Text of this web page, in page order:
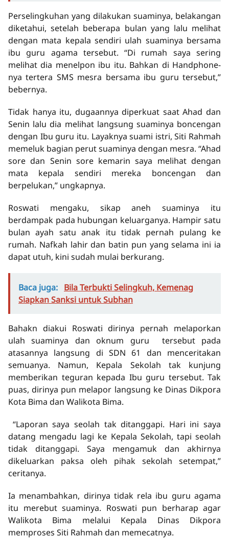
Perselingkuhan yang dilakukan suaminya, belakangan
diketahui, setelah beberapa bulan yang lalu melihat
dengan mata kepala sendiri ulah suaminya bersama
ibu guru agama tersebut. “Di rumah saya sering
melihat dia menelpon ibu itu. Bahkan di Handphone-
nya tertera SMS mesra bersama ibu guru tersebut,”
bebernya.
Tidak hanya itu, dugaannya diperkuat saat Ahad dan
Senin lalu dia melihat langsung suaminya boncengan
dengan Ibu guru itu. Layaknya suami istri, Siti Rahmah
memeluk bagian perut suaminya dengan mesra. “Ahad
sore dan Senin sore kemarin saya melihat dengan
mata kepala sendiri mereka boncengan dan
berpelukan,” ungkapnya.
Roswati mengaku, sikap aneh suaminya itu
berdampak pada hubungan keluarganya. Hampir satu
bulan ayah satu anak itu tidak pernah pulang ke
rumah. Nafkah lahir dan batin pun yang selama ini ia
dapat utuh, kini sudah mulai berkurang.
Baca juga: Bila Terbukti Selingkuh, Kemenag
Siapkan Sanksi untuk Subhan
Bahakn diakui Roswati dirinya pernah melaporkan
ulah suaminya dan oknum guru tersebut pada
atasannya langsung di SDN 61 dan menceritakan
semuanya. Namun, Kepala Sekolah tak kunjung
memberikan teguran kepada Ibu guru tersebut. Tak
puas, dirinya pun melapor langsung ke Dinas Dikpora
Kota Bima dan Walikota Bima.
“Laporan saya seolah tak ditanggapi. Hari ini saya
datang mengadu lagi ke Kepala Sekolah, tapi seolah
tidak ditanggapi. Saya mengamuk dan akhirnya
dikeluarkan paksa oleh pihak sekolah setempat,”
ceritanya.
Ia menambahkan, dirinya tidak rela ibu guru agama
itu merebut suaminya. Roswati pun berharap agar
Walikota Bima melalui Kepala Dinas Dikpora
memproses Siti Rahmah dan memecatnya.